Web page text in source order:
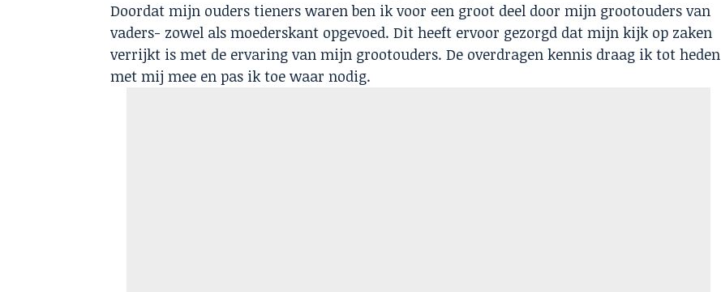
Doordat mijn ouders tieners waren ben ik voor een groot deel door mijn grootouders van
vaders- zowel als moederskant opgevoed. Dit heeft ervoor gezorgd dat mijn kijk op zaken
verrijkt is met de ervaring van mijn grootouders. De overdragen kennis draag ik tot heden
met mij mee en pas ik toe waar nodig.